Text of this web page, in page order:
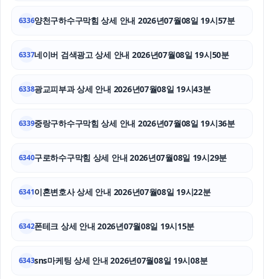
수원변호사
6336양천구하수구막힘 상세 안내 2026년07월08일 19시57분
6337네이버 검색광고 상세 안내 2026년07월08일 19시50분
6338광교피부과 상세 안내 2026년07월08일 19시43분
6339중랑구하수구막힘 상세 안내 2026년07월08일 19시36분
6340구로하수구막힘 상세 안내 2026년07월08일 19시29분
6341이혼변호사 상세 안내 2026년07월08일 19시22분
6342폰테크 상세 안내 2026년07월08일 19시15분
6343sns마케팅 상세 안내 2026년07월08일 19시08분